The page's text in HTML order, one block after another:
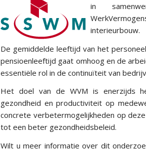
in
interieurbouw.
De gemiddelde leeftijd van het
pensioenleeftijd gaat omhoog en de
essentiële rol in de continuïteit van
Het doel van de WVM is enerzijds
gezondheid en productiviteit op
concrete verbetermogelijkheden op
tot een beter gezondheidsbeleid.
Wilt u meer informatie over dit